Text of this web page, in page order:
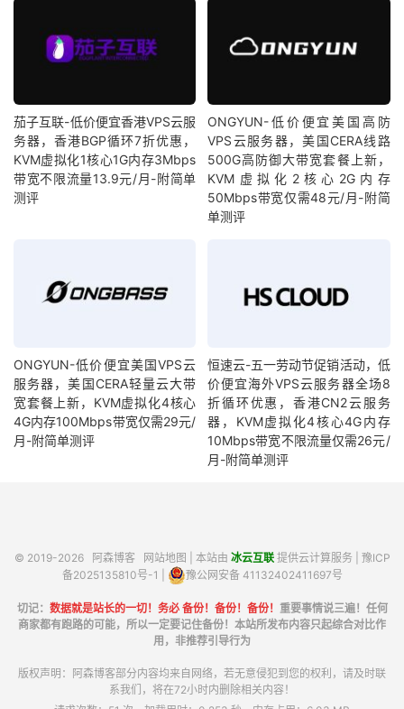
茄子互联-低价便宜香港VPS云服
务器，香港BGP循环7折优惠，
KVM虚拟化1核心1G内存3Mbps
带宽不限流量13.9元/月-附简单
测评
ONGYUN-低价便宜美国高防
VPS云服务器，美国CERA线路
500G高防御大带宽套餐上新，
KVM虚拟化2核心2G内存
50Mbps带宽仅需48元/月-附简
单测评
ONGYUN-低价便宜美国VPS云
服务器，美国CERA轻量云大带
宽套餐上新，KVM虚拟化4核心
4G内存100Mbps带宽仅需29元/
月-附简单测评
恒速云-五一劳动节促销活动，低
价便宜海外VPS云服务器全场8
折循环优惠，香港CN2云服务
器，KVM虚拟化4核心4G内存
10Mbps带宽不限流量仅需26元/
月-附简单测评
© 2019-2026 阿森博客 网站地图 | 本站由 冰云互联提供云计算服务 | 豫ICP
备2025135810号-1
豫公网安备 41132402411697号
切记： 数据就是站长的一切！务必 备份！备份！备份！ 重要事情说三遍！任何
商家都有跑路的可能，所以一定要记住备份！本站所发布内容只起综合对比作
用，非推荐引导行为
版权声明：阿森博客部分内容均来自网络，若无意侵犯到您的权利，请及时联
系我们，将在72小时内删除相关内容！